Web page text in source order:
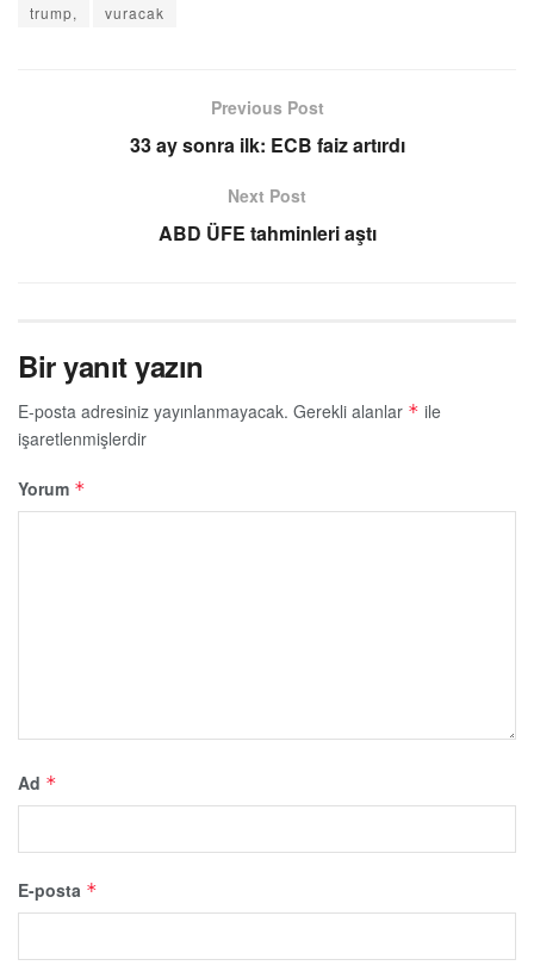
trump,
vuracak
Previous Post
33 ay sonra ilk: ECB faiz artırdı
Next Post
ABD ÜFE tahminleri aştı
Bir yanıt yazın
E-posta adresiniz yayınlanmayacak. Gerekli alanlar * ile
işaretlenmişlerdir
Yorum *
Ad *
E-posta *